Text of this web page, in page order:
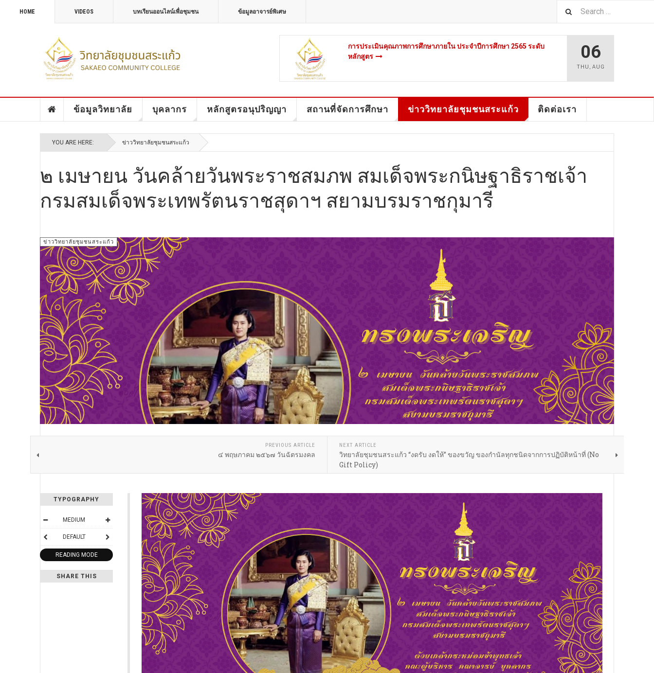
HOME VIDEOS บทเรียนออนไลน์เพื่อชุมชน ข้อมูลอาจารย์พิเศษ
การประเมินคุณภาพการศึกษาภายใน ประจำปีการศึกษา 2565 ระดับ
หลักสูตร
06
THU , AUG
ข้อมูลวิทยาลัย บุคลากร หลักสูตรอนุปริญญา สถานที่จัดการศึกษา ข่าววิทยาลัยชุมชนสระแก้ว ติดต่อเรา
YOU ARE HERE: ข่าววิทยาลัยชุมชนสระแก้ว
๒ เมษายน วันคล้ายวันพระราชสมภพ สมเด็จพระกนิษฐาธิราชเจ้า
กรมสมเด็จพระเทพรัตนราชสุดาฯ สยามบรมราชกุมารี
ข่าววิทยาลัยชุมชนสระแก้ว
PREVIOUS ARTICLE
๔ พฤษภาคม ๒๕๖๗ วันฉัตรมงคล
NEXT ARTICLE
วิทยาลัยชุมชนสระแก้ว “งดรับ งดให้” ของขวัญ ของกำนัลทุกชนิดจากการปฏิบัติหน้าที่ (No
Gift Policy)
TYPOGRAPHY
MEDIUM
DEFAULT
READING MODE
SHARE THIS